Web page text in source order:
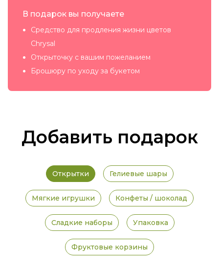
В подарок вы получаете
Средство для продления жизни цветов
Chrysal
Открыточку с вашим пожеланием
Брошюру по уходу за букетом
Добавить подарок
Открытки Гелиевые шары
Мягкие игрушки Конфеты / шоколад
Сладкие наборы Упаковка
Фруктовые корзины